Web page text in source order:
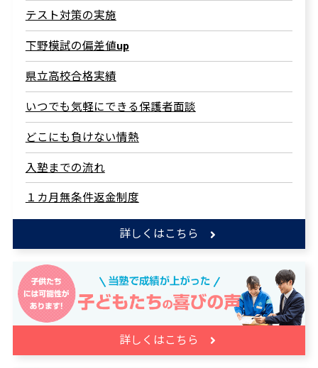
テスト対策の実施
下野模試の偏差値up
県立高校合格実績
いつでも気軽にできる保護者面談
どこにも負けない情熱
入塾までの流れ
１カ月無条件返金制度
詳しくはこちら
詳しくはこちら